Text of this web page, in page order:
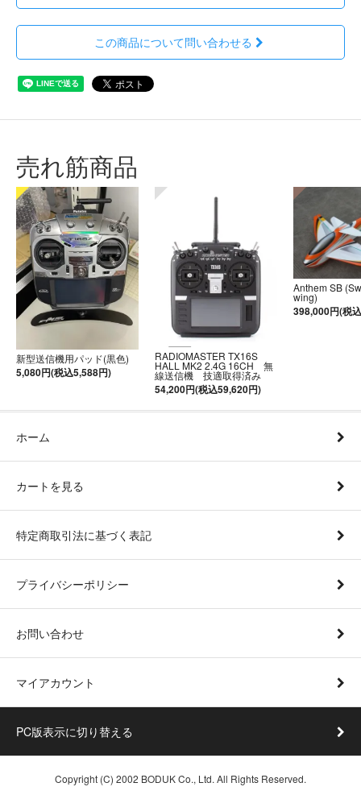
この商品について問い合わせる
売れ筋商品
新型送信機用パッド(黒色)
5,080円(税込5,588円)
RADIOMASTER TX16S
HALL MK2 2.4G 16CH 無
線送信機 技適取得済み
54,200円(税込59,620円)
Anthem SB
wing)
398,000円(税
ホーム
カートを見る
特定商取引法に基づく表記
プライバシーポリシー
お問い合わせ
マイアカウント
PC版表示に切り替える
Copyright (C) 2002 BODUK Co., Ltd. All Rights Reserved.